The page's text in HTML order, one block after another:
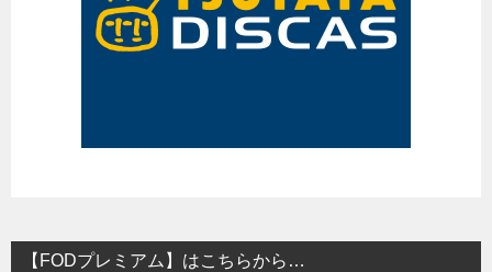
【FODプレミアム】はこちらから…